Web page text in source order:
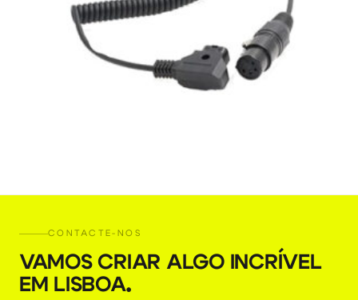
CONTACTE-NOS
VAMOS CRIAR ALGO INCRÍVEL
EM LISBOA.